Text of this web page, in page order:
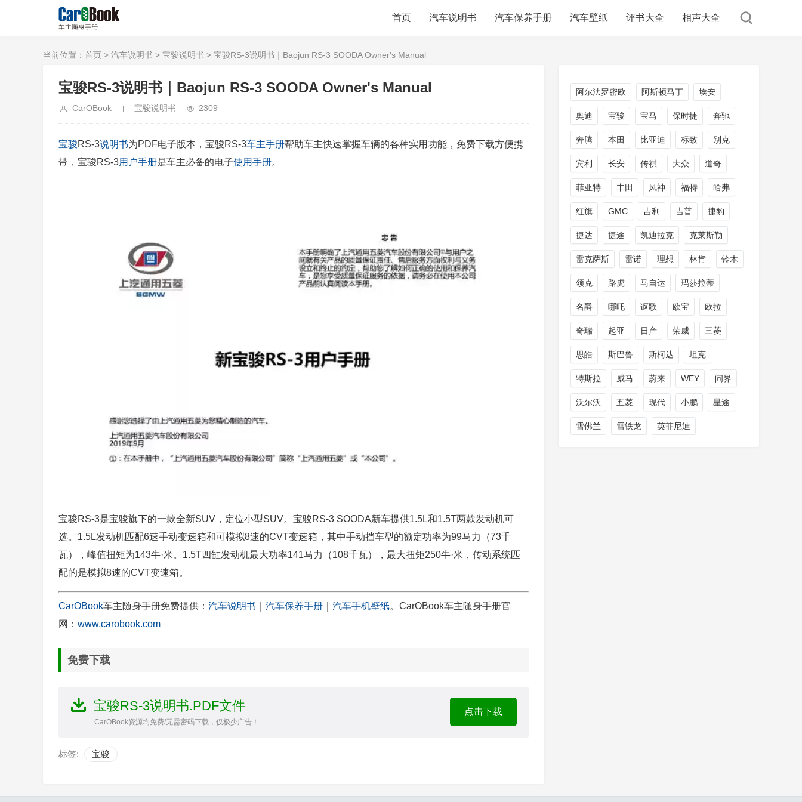
首页 汽车说明书 汽车保养手册 汽车壁纸 评书大全 相声大全
当前位置： 首页 > 汽车说明书 > 宝骏说明书 > 宝骏RS-3说明书｜Baojun RS-3 SOODA Owner's Manual
宝骏RS-3说明书｜Baojun RS-3 SOODA Owner's Manual
CarOBook 宝骏说明书 2309
宝骏RS-3说明书为PDF电子版本，宝骏RS-3车主手册帮助车主快速掌握车辆的各种实用功能，免费下载方便携
带，宝骏RS-3用户手册是车主必备的电子使用手册。
宝骏RS-3是宝骏旗下的一款全新SUV，定位小型SUV。宝骏RS-3 SOODA新车提供1.5L和1.5T两款发动机可
选。1.5L发动机匹配6速手动变速箱和可模拟8速的CVT变速箱，其中手动挡车型的额定功率为99马力（73千
瓦），峰值扭矩为143牛·米。1.5T四缸发动机最大功率141马力（108千瓦），最大扭矩250牛·米，传动系统匹
配的是模拟8速的CVT变速箱。
CarOBook车主随身手册免费提供： 汽车说明书 汽车保养手册 汽车手机壁纸。CarOBook车主随身手册官
网： www.carobook.com
免费下载
宝骏RS-3说明书.PDF文件
CarOBook资源均免费/无需密码下载，仅极少广告！
点击下载
标签: 宝骏
阿尔法罗密欧 阿斯顿马丁 埃安
奥迪 宝骏 宝马 保时捷 奔驰
奔腾 本田 比亚迪 标致 别克
宾利 长安 传祺 大众 道奇
菲亚特 丰田 风神 福特 哈弗
红旗 GMC 吉利 吉普 捷豹
捷达 捷途 凯迪拉克 克莱斯勒
雷克萨斯 雷诺 理想 林肯 铃木
领克 路虎 马自达 玛莎拉蒂
名爵 哪吒 讴歌 欧宝 欧拉
奇瑞 起亚 日产 荣威 三菱
思皓 斯巴鲁 斯柯达 坦克
特斯拉 威马 蔚来 WEY 问界
沃尔沃 五菱 现代 小鹏 星途
雪佛兰 雪铁龙 英菲尼迪